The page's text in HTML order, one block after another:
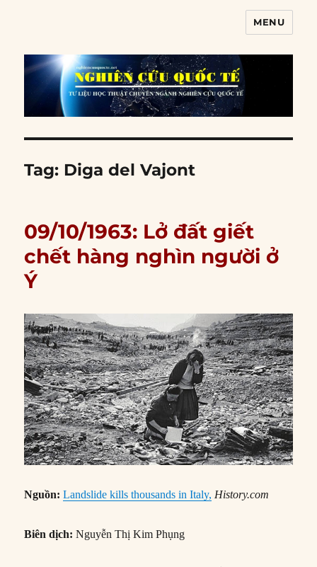
MENU
Tag: Diga del Vajont
09/10/1963: Lở đất giết
chết hàng nghìn người ở
Ý
Nguồn:Landslide kills thousands in Italy, History.com
Biên dịch: Nguyễn Thị Kim Phụng